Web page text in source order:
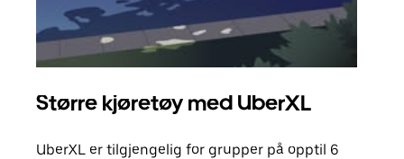
Større kjøretøy med UberXL
UberXL er tilgjengelig for grupper på opptil 6